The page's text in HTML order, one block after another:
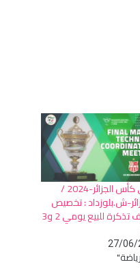
نهائي كأس الجزائر-2024 /
ش.بلوزداد : تخصيص
40 ألف تذكرة للبيع يومي 2 و3
27/06/